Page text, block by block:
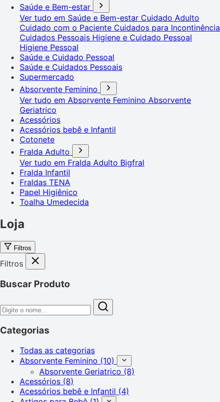
Saúde e Bem-estar
Ver tudo em Saúde e Bem-estar Cuidado Adulto
Cuidado com o Paciente Cuidados para Incontinência
Cuidados Pessoais Higiene e Cuidado Pessoal
Higiene Pessoal
Saúde e Cuidado Pessoal
Saúde e Cuidados Pessoais
Supermercado
Absorvente Feminino
Ver tudo em Absorvente Feminino Absorvente
Geriatrico
Acessórios
Acessórios bebê e Infantil
Cotonete
Fralda Adulto
Ver tudo em Fralda Adulto Bigfral
Fralda Infantil
Fraldas TENA
Papel Higiênico
Toalha Umedecida
Loja
Filtros
Filtros
Buscar Produto
Categorias
Todas as categorias
Absorvente Feminino (10)
Absorvente Geriatrico (8)
Acessórios (8)
Acessórios bebê e Infantil (4)